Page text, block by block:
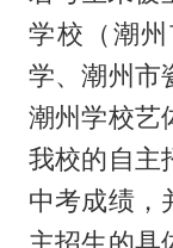
学校（潮
学、潮州市
潮州学校艺
我校的自主
中考成绩，